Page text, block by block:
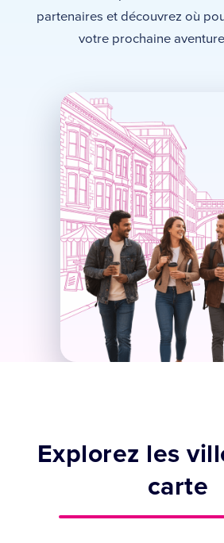
partenaires et découvrez où
votre prochaine
Explorez les
carte